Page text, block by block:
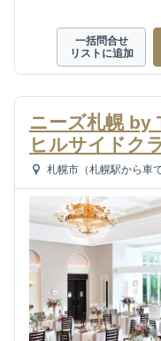
一括問合せ
リストに追加
ニーズ札幌 by
ヒルサイドク
札幌市（札幌駅から車